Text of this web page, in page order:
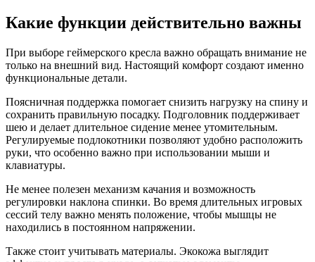
Какие функции действительно важны
При выборе геймерского кресла важно обращать внимание не
только на внешний вид. Настоящий комфорт создают именно
функциональные детали.
Поясничная поддержка помогает снизить нагрузку на спину и
сохранить правильную посадку. Подголовник поддерживает
шею и делает длительное сидение менее утомительным.
Регулируемые подлокотники позволяют удобно расположить
руки, что особенно важно при использовании мыши и
клавиатуры.
Не менее полезен механизм качания и возможность
регулировки наклона спинки. Во время длительных игровых
сессий телу важно менять положение, чтобы мышцы не
находились в постоянном напряжении.
Также стоит учитывать материалы. Экокожа выглядит